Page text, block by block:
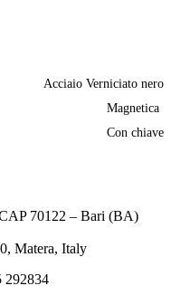
Acciaio Verniciato nero
Magnetica
Con chiave
70122 – Bari (BA)
Matera, Italy
292834